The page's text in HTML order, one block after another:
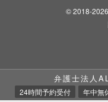
© 2018-
弁護士法人
24時間予約受付 年中無